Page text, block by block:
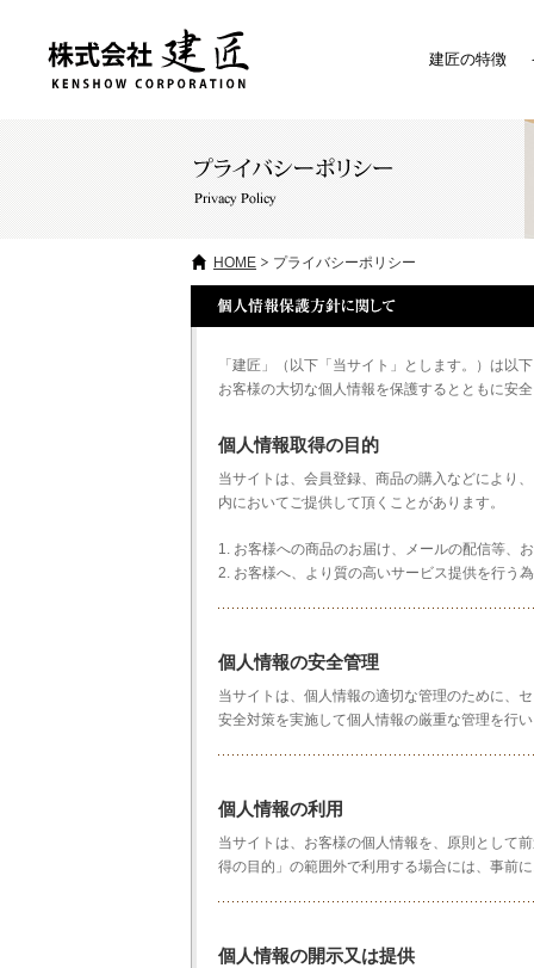
建匠の特徴
HOME プライバシーポリシー
「建匠」（以下「当サイト」とします。）は以
お客様の大切な個人情報を保護するとともに安
個人情報取得の目的
当サイトは、会員登録、商品の購入などにより
内においてご提供して頂くことがあります。
1. お客様への商品のお届け、メールの配信等、
2. お客様へ、より質の高いサービス提供を行う
個人情報の安全管理
当サイトは、個人情報の適切な管理のために、
安全対策を実施して個人情報の厳重な管理を行
個人情報の利用
当サイトは、お客様の個人情報を、原則として
得の目的」の範囲外で利用する場合には、事前
個人情報の開示又は提供